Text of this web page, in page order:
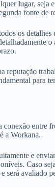
lugar, seja
fonte de
os detalhes
o
reputação
para
entre
a Workana.
e
Caso
será avaliado